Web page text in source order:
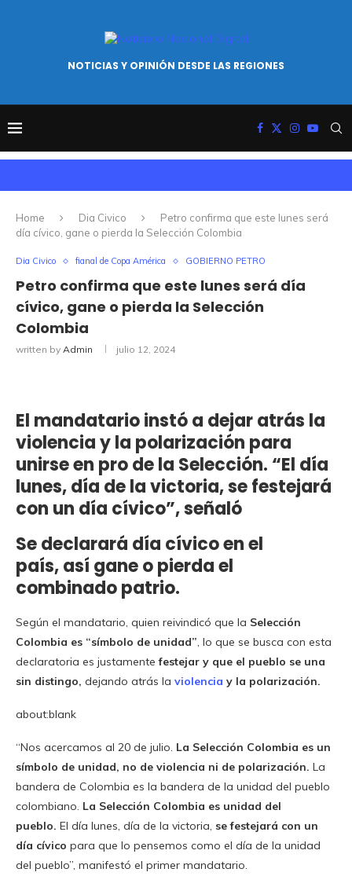
NOTICIAS Y OPINIÓN DESDE LAS REGIONES
Home Dia Civico
Petro confirma que este lunes será
día cívico, gane o pierda la Selección Colombia
Dia Civico fianal de Copa América GOBIERNO PETRO
Petro confirma que este lunes será día
cívico, gane o pierda la Selección
Colombia
written by Admin julio 12, 2024
El mandatario instó a dejar atrás la
violencia y la polarización para
unirse en pro de la Selección. “El día
lunes, día de la victoria, se festejará
con un día cívico”, señaló
Sedeclarará día cívico en el
país,así gane o pierda el
combinado patrio.
Según el mandatario, quien reivindicó que la Selección
Colombia es “símbolo de unidad”, lo que se busca con esta
declaratoria es justamentefestejar y que el pueblo se una
sin distingo, dejando atrás la violencia y la polarización.
about:blank
“Nos acercamos al 20 de julio. La Selección Colombia es un
símbolo de unidad, no de violencia ni de polarización. La
bandera de Colombia es la bandera de la unidad del pueblo
colombiano. La Selección Colombia es unidad del
pueblo. El día lunes, día de la victoria, se festejará con un
día cívico para que lo pensemos como el día de la unidad
del pueblo”, manifestó el primer mandatario.